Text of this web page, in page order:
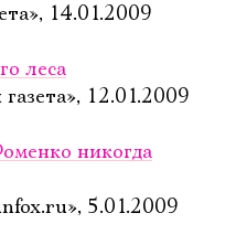
14.01.2009
леса
12.01.2009
никогда
5.01.2009